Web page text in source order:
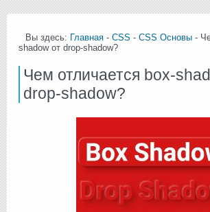
Вы здесь: Главная - CSS - CSS Основы -
shadow от drop-shadow?
Чем отличается box-
drop-shadow?